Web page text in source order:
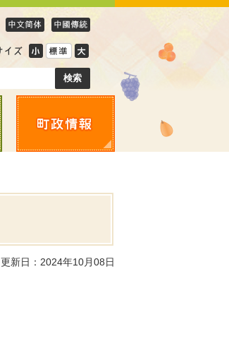
更新日：2024年10月08日